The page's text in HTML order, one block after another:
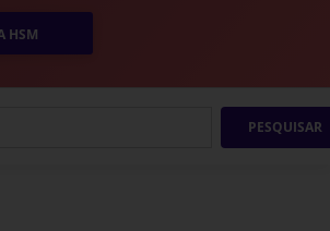
HSM
PESQUISAR